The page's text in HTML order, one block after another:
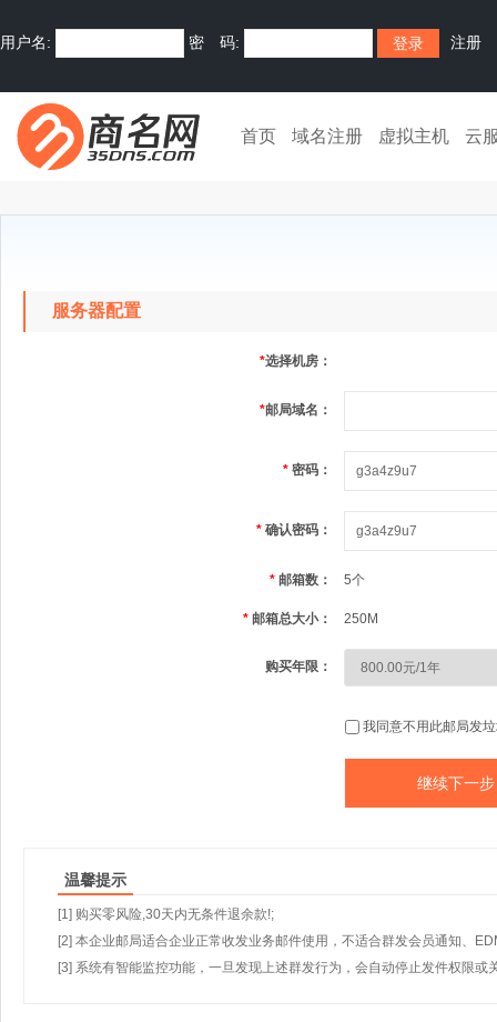
用户名: 密 码: 注册
首页 域名注册 虚拟主机 云
服务器配置
*选择机房：
*邮局域名：
* 密码：
* 确认密码：
* 邮箱数： 5个
* 邮箱总大小： 250M
购买年限：
我同意不用此邮局发
温馨提示
[1] 购买零风险,30天内无条件退余款!;
[2] 本企业邮局适合企业正常收发业务邮件使用，不适合群发会员通知、
[3] 系统有智能监控功能，一旦发现上述群发行为，会自动停止发件权限或